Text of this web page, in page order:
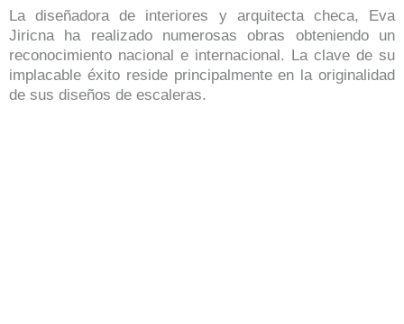
La diseñadora de interiores y arquitecta checa, Eva
Jiricna ha realizado numerosas obras obteniendo un
reconocimiento nacional e internacional. La clave de su
implacable éxito reside principalmente en la originalidad
de sus diseños de escaleras.